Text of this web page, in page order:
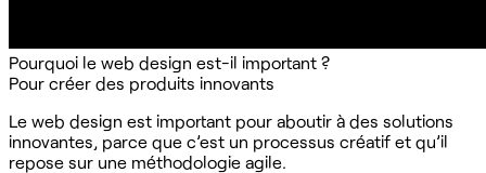
Pourquoi le web design est-il important ?
Pour créer des produits innovants
Le web design est important pour aboutir à des solutions
innovantes, parce que c’est un processus créatif et qu’il
repose sur une méthodologie agile.